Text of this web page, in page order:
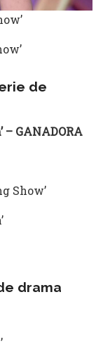
de
– GANADORA
Show’
drama